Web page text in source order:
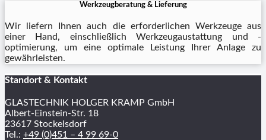
Werkzeugberatung & Lieferung
Wir liefern Ihnen auch die erforderlichen Werkzeuge aus
einer Hand, einschließlich Werkzeugaustattung und -
optimierung, um eine optimale Leistung Ihrer Anlage zu
gewährleisten.
Standort & Kontakt
GLASTECHNIK HOLGER KRAMP GmbH
Albert-Einstein-Str. 18
23617 Stockelsdorf
Tel.: +49 (0)451 – 4 99 69-0